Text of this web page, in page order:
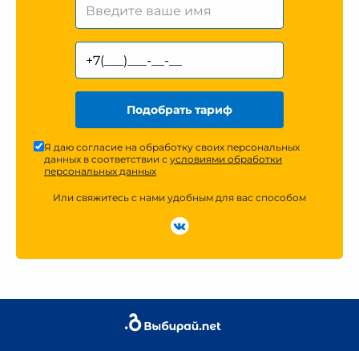
Подобрать тариф
Я даю согласие на обработку своих персональных
данных в соответствии с условиями обработки
персональных данных
Или свяжитесь с нами удобным для вас способом